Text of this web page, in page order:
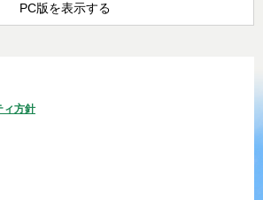
PC版を表示する
ィ方針